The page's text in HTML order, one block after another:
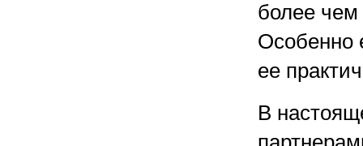
более чем
Особенно
ее
В